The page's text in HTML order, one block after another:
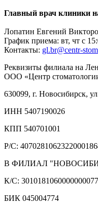
Главный врач клиники
Лопатин Евгений
График приема: вт, чт с
Контакты: gl.br@centr-
Реквизиты филиала на
ООО «Центр
630099, г. Новосибирск,
ИНН 5407190026
КПП 540701001
Р/С:
В ФИЛИАЛ
К/C:
БИК 045004774